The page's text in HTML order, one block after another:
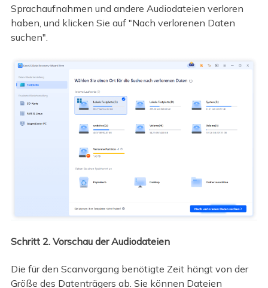
Sprachaufnahmen und andere Audiodateien verloren
haben, und klicken Sie auf "Nach verlorenen Daten
suchen".
Schritt 2. Vorschau der Audiodateien
Die für den Scanvorgang benötigte Zeit hängt von der
Größe des Datenträgers ab. Sie können Dateien